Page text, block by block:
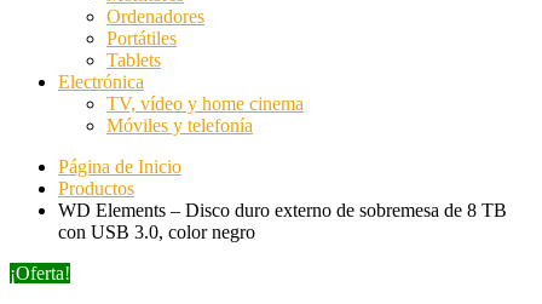
Ordenadores
Portátiles
Tablets
Electrónica
TV, vídeo y home cinema
Móviles y telefonía
Página de Inicio
Productos
WD Elements – Disco duro externo de sobremesa de 8 TB
con USB 3.0, color negro
¡Oferta!